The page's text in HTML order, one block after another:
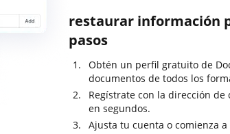
restaurar información
pasos
Obtén un perfil gratuito de
documentos de todos los
Regístrate con la dirección
en segundos.
Ajusta tu cuenta o comienza